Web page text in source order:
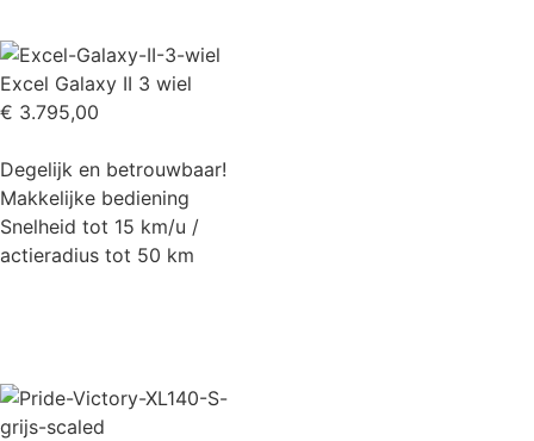
Excel Galaxy II 3 wiel
€ 3.795,00
Degelijk en betrouwbaar!
Makkelijke bediening
Snelheid tot 15 km/u /
actieradius tot 50 km